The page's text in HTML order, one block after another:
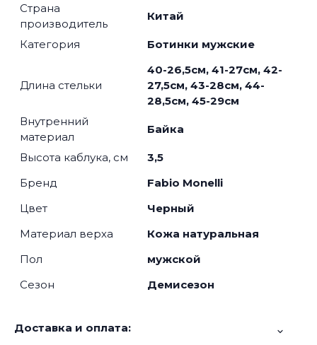
Страна
производитель
Китай
Категория Ботинки мужские
Длина стельки
40-26,5см, 41-27см, 42-
27,5см, 43-28см, 44-
28,5см, 45-29см
Внутренний
материал
Байка
Высота каблука, см
3,5
Бренд
Fabio Monelli
Цвет
Черный
Материал верха
Кожа натуральная
Пол
мужской
Сезон
Демисезон
Доставка и оплата: